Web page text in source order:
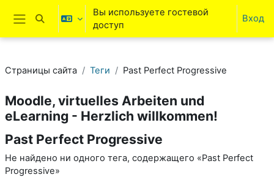
Перейти к основному содержанию
Боковая панель
Изменить данные поисковой строки
Вы используете гостевой
доступ
Вход
Страницы сайта Теги Past Perfect Progressive
Moodle, virtuelles Arbeiten und
eLearning - Herzlich willkommen!
Past Perfect Progressive
Не найдено ни одного тега, содержащего «Past Perfect
Progressive»